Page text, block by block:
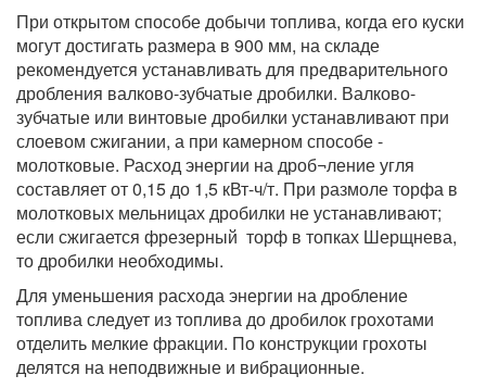
При открытом способе добычи топлива, когда его куски
могут достигать размера в 900 мм, на складе
рекомендуется устанавливать для предварительного
дробления валково-зубчатые дробилки. Валково-
зубчатые или винтовые дробилки устанавливают при
слоевом сжигании, а при камерном способе -
молотковые. Расход энергии на дроб¬ление угля
составляет от 0,15 до 1,5 кВт-ч/т. При размоле торфа в
молотковых мельницах дробилки не устанавливают;
если сжигается фрезерный торф в топках Шерщнева,
то дробилки необходимы.
Для уменьшения расхода энергии на дробление
топлива следует из топлива до дробилок грохотами
отделить мелкие фракции. По конструкции грохоты
делятся на неподвижные и вибрационные.